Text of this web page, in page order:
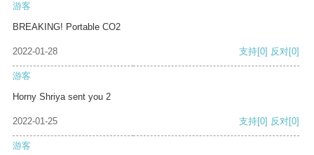
游客
BREAKING! Portable CO2
2022-01-28 支持[0] 反对[0]
游客
Horny Shriya sent you 2
2022-01-25 支持[0] 反对[0]
游客